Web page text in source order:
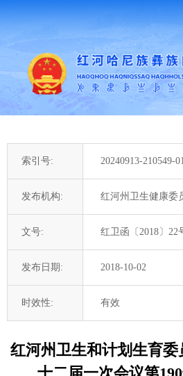
索引号: 20240913-210549-
发布机构: 红河州卫生健康委
文号: 红卫函〔2018〕22
发布日期: 2018-10-02
时效性: 有效
红河州卫生和计划生育委